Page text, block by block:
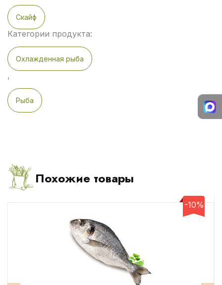
Скайф
Категории продукта:
Охлажденная рыба
,
Рыба
Похожие товары
-10%